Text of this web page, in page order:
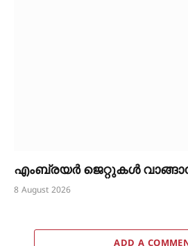
എംബ്രയർ ജെറ്റുകൾ
8 August 2026